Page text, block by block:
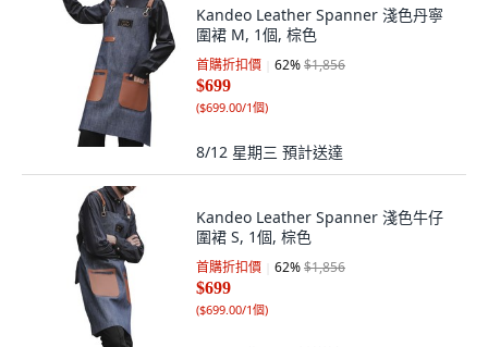
Kandeo Leather Spanner 淺色丹寧
圍裙 M, 1個, 棕色
首購折扣價 62%$1,856
$699
($699.00/1個)
8/12 星期三 預計送達
Kandeo Leather Spanner 淺色牛仔
圍裙 S, 1個, 棕色
首購折扣價 62%$1,856
$699
($699.00/1個)